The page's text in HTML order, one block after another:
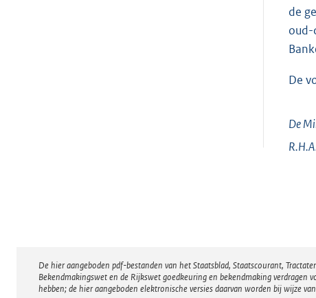
de
oud-
De
De
Disclaimer
De hier aangeboden pdf-bestanden van het Staatsblad, Staatscourant,
Bekendmakingswet en de Rijkswet goedkeuring en bekendmaking
hebben; de hier aangeboden elektronische versies daarvan worden bij wijze